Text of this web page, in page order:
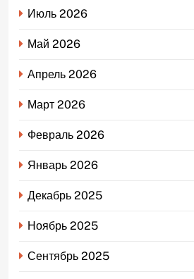
Июль 2026
Май 2026
Апрель 2026
Март 2026
Февраль 2026
Январь 2026
Декабрь 2025
Ноябрь 2025
Сентябрь 2025